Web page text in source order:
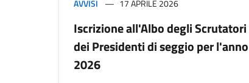
AVVISI 17 APRILE 2026
Iscrizione all'Albo degli Scrutatori
dei Presidenti di seggio per l'anno
2026